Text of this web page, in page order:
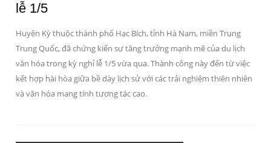
lễ 1/5
Huyện Kỳ thuộc thành phố Hạc Bích, tỉnh Hà Nam, miền Trung
Trung Quốc, đã chứng kiến sự tăng trưởng mạnh mẽ của du lịch
văn hóa trong kỳ nghỉ lễ 1/5 vừa qua. Thành công này đến từ việc
kết hợp hài hòa giữa bề dày lịch sử với các trải nghiệm thiên nhiên
và văn hóa mang tính tương tác cao.